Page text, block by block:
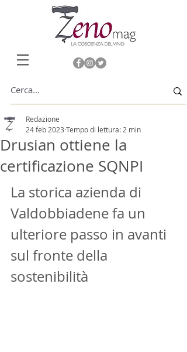
Drusian ottiene la
certificazione SQNPI
Redazione
24 feb 2023 Tempo di lettura: 2 min
La storica azienda di
Valdobbiadene fa un
ulteriore passo in avanti
sul fronte della
sostenibilità